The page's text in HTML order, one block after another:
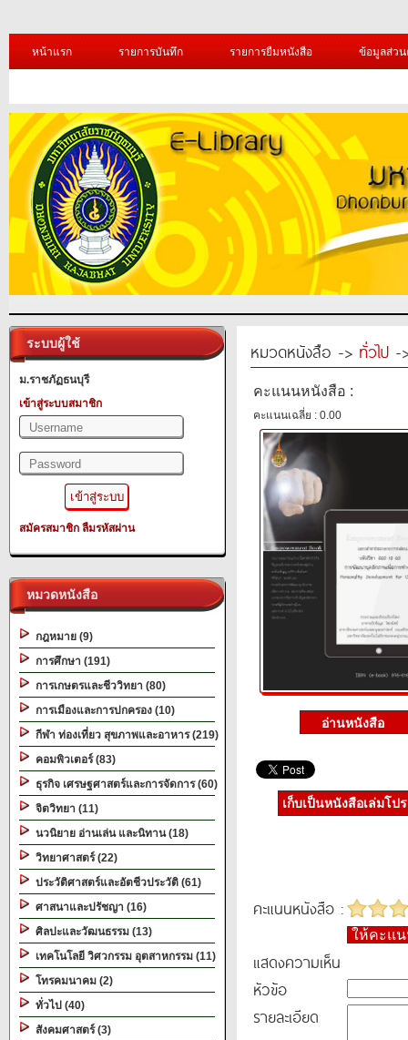
หน้าแรก รายการบันทึก รายการยืมหนังสือ ข้อมูลส่ว
ระบบผู้ใช้
ม.ราชภัฏธนบุรี
เข้าสู่ระบบสมาชิก
สมัครสมาชิก ลืมรหัสผ่าน
หมวดหนังสือ
กฎหมาย (9)
การศึกษา (191)
การเกษตรและชีววิทยา (80)
การเมืองและการปกครอง (10)
กีฬา ท่องเที่ยว สุขภาพและอาหาร (219)
คอมพิวเตอร์ (83)
ธุรกิจ เศรษฐศาสตร์และการจัดการ (60)
จิตวิทยา (11)
นวนิยาย อ่านเล่น และนิทาน (18)
วิทยาศาสตร์ (22)
ประวัติศาสตร์และอัตชีวประวัติ (61)
ศาสนาและปรัชญา (16)
ศิลปะและวัฒนธรรม (13)
เทคโนโลยี วิศวกรรม อุตสาหกรรม (11)
โทรคมนาคม (2)
ทั่วไป (40)
สังคมศาสตร์ (3)
หมวดหนังสือ -> ทั่วไป -
คะแนนหนังสือ :
คะแนนเฉลี่ย : 0.00
เก็บเป็นหนังสือเล่มโป
คะแนนหนังสือ :
ให้คะแ
แสดงความเห็น
หัวข้อ
รายละเอียด